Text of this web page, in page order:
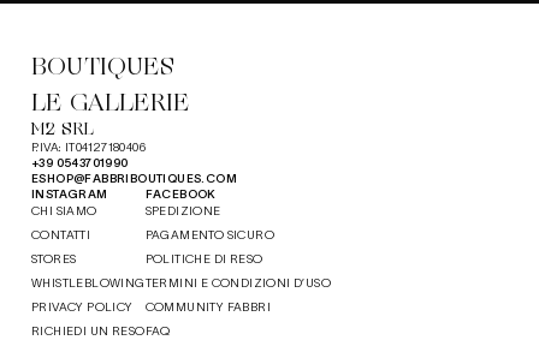
BOUTIQUES
LE GALLERIE
M2 SRL
P.IVA: IT04127180406
+39 0543701990
ESHOP@FABBRIBOUTIQUES.COM
INSTAGRAM
FACEBOOK
CHI SIAMO
CONTATTI
STORES
WHISTLEBLOWING
PRIVACY POLICY
RICHIEDI UN RESO
SPEDIZIONE
PAGAMENTO SICURO
POLITICHE DI RESO
TERMINI E CONDIZIONI D’USO
COMMUNITY FABBRI
FAQ